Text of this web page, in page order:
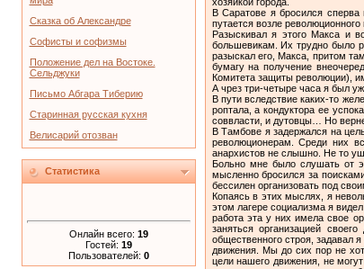
Сказка об Александре
Софисты и софизмы
Положение дел на Востоке.
Сельджуки
Письмо Абгара Тиберию
Старинная русская кухня
Велисарий отозван
Статистика
Онлайн всего: 19
Гостей: 19
Пользователей: 0
В Саратове я бросился
путается возле
Разыскивал я этого Макса и
большевикам. Их трудно было
разыскал его, Макса, притом
бумагу на получение
Комитета защиты революции),
А чрез три-четыре часа я был
В пути вследствие каких-то
роптала, а кондуктора ее
соввласти, и дутовцы… Но
В Тамбове я задержался на
революционерам. Среди них
анархистов не слышно. Не то
Больно мне было слушать от
мысленно бросился за
бессилен организовать под
Копаясь в этих мыслях, я
этом лагере социализма я
работа эта у них имела свое
заняться организацией
общественного строя, задавал
движения. Мы до сих пор не
цели нашего движения, не